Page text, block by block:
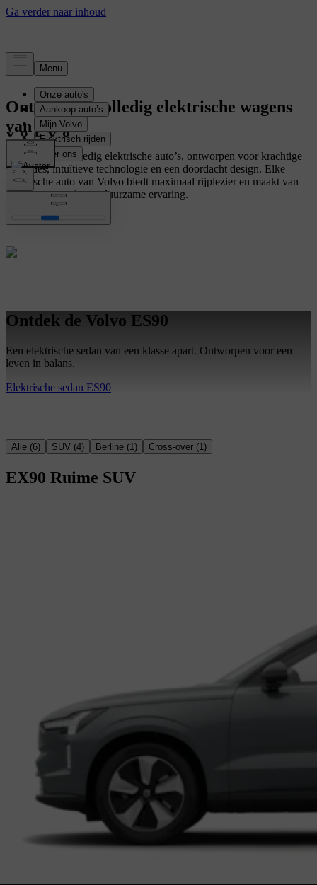
Ontdek alle volledig elektrische wagens
van Volvo
Ontdek onze volledig elektrische auto’s, ontworpen voor krachtige
prestaties, intuïtieve technologie en een doordacht design. Elke
elektrische auto van Volvo biedt maximaal rijplezier en maakt van
elke rit een moderne, duurzame ervaring.
Ontdek de Volvo ES90
Een elektrische sedan van een klasse apart. Ontworpen voor een
leven in balans.
Elektrische sedan ES90
Alle (6) SUV (4) Berline (1) Cross-over (1)
EX90 Ruime SUV